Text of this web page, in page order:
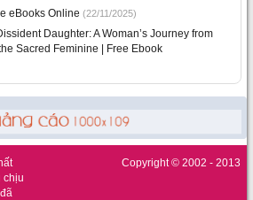
eBooks Online (22/11/2025)
Daughter: A Woman’s Journey from
Sacred Feminine | Free Ebook
chịu
Copyright © 2002 - 2013